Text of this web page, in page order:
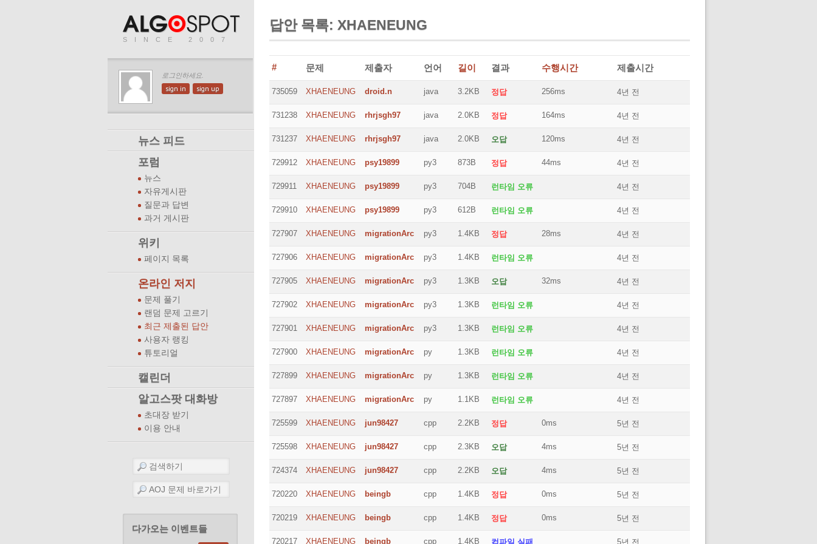
SINCE 2007
로그인하세요.
sign in sign up
뉴스 피드
포럼
뉴스
자유게시판
질문과 답변
과거 게시판
위키
페이지 목록
온라인 저지
문제 풀기
랜덤 문제 고르기
최근 제출된 답안
사용자 랭킹
튜토리얼
캘린더
알고스팟 대화방
초대장 받기
이용 안내
다가오는 이벤트들
답안 목록: XHAENEUNG
# 문제 제출자 언어 길이 결과 수행시간 제출시간
735059 XHAENEUNG droid.n java 3.2KB 정답 256ms 4년 전
731238 XHAENEUNG rhrjsgh97 java 2.0KB 정답 164ms 4년 전
731237 XHAENEUNG rhrjsgh97 java 2.0KB 오답 120ms 4년 전
729912 XHAENEUNG psy19899 py3 873B 정답 44ms 4년 전
729911 XHAENEUNG psy19899 py3 704B 런타임 오류 4년 전
729910 XHAENEUNG psy19899 py3 612B 런타임 오류 4년 전
727907 XHAENEUNG migrationArc py3 1.4KB 정답 28ms 4년 전
727906 XHAENEUNG migrationArc py3 1.4KB 런타임 오류 4년 전
727905 XHAENEUNG migrationArc py3 1.3KB 오답 32ms 4년 전
727902 XHAENEUNG migrationArc py3 1.3KB 런타임 오류 4년 전
727901 XHAENEUNG migrationArc py3 1.3KB 런타임 오류 4년 전
727900 XHAENEUNG migrationArc py 1.3KB 런타임 오류 4년 전
727899 XHAENEUNG migrationArc py 1.3KB 런타임 오류 4년 전
727897 XHAENEUNG migrationArc py 1.1KB 런타임 오류 4년 전
725599 XHAENEUNG jun98427 cpp 2.2KB 정답 0ms 5년 전
725598 XHAENEUNG jun98427 cpp 2.3KB 오답 4ms 5년 전
724374 XHAENEUNG jun98427 cpp 2.2KB 오답 4ms 5년 전
720220 XHAENEUNG beingb cpp 1.4KB 정답 0ms 5년 전
720219 XHAENEUNG beingb cpp 1.4KB 정답 0ms 5년 전
720217 XHAENEUNG beingb cpp 1.4KB 컴파일 실패 5년 전